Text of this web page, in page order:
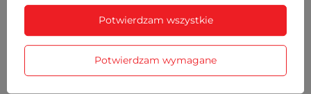
niezwłocznie, najciekawsze pytania i
odpowiedzi publikując dla innych.
Zadaj pytanie
ZOBACZ RÓWNIEŻ
Potwierdzam wymagane
Potwierdzam wszystkie